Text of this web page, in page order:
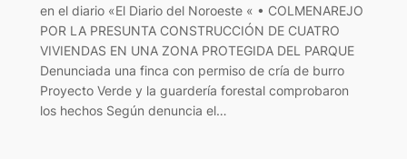
en el diario «El Diario del Noroeste « • COLMENAREJO
POR LA PRESUNTA CONSTRUCCIÓN DE CUATRO
VIVIENDAS EN UNA ZONA PROTEGIDA DEL PARQUE
Denunciada una finca con permiso de cría de burro
Proyecto Verde y la guardería forestal comprobaron
los hechos Según denuncia el…